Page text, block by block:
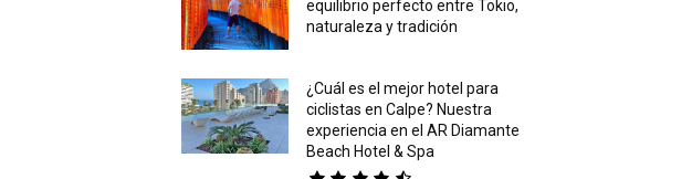
equilibrio perfecto entre Tokio,
naturaleza y tradición
¿Cuál es el mejor hotel para
ciclistas en Calpe? Nuestra
experiencia en el AR Diamante
Beach Hotel & Spa